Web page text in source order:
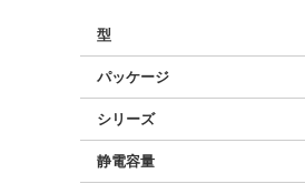
型
パッケージ
シリーズ
静電容量